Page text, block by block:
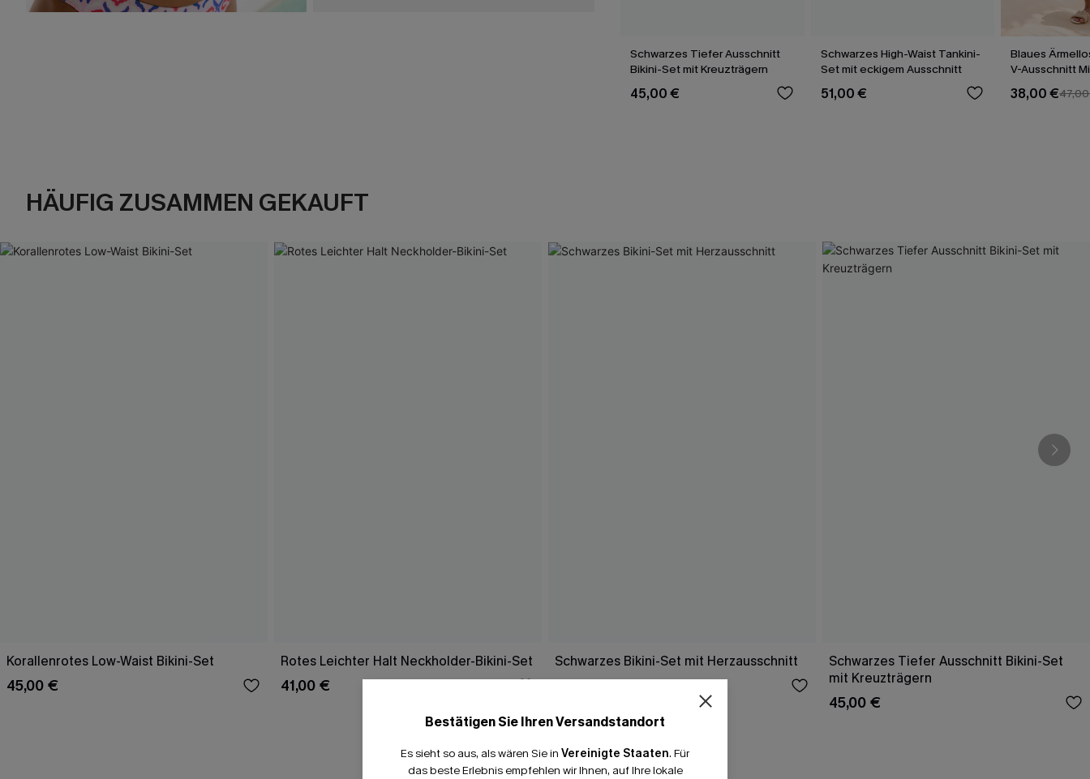
Schwarzes Tiefer Ausschnitt
Bikini-Set mit Kreuzträgern
45,00 €
Schwarzes High-Waist Tankini-
Set mit eckigem Ausschnitt
51,00 €
Blaues
V-Ausschnitt
38,00 €
HÄUFIG ZUSAMMEN GEKAUFT
Korallenrotes Low-Waist Bikini-Set
45,00 €
Rotes Leichter Halt Neckholder-Bikini-Set
41,00 €
Schwarzes Bikini-Set mit Herzausschnitt
45,00 €
Schwarzes Tiefer Ausschnitt Bikini-Set
mit Kreuzträgern
45,00 €
Bestätigen Sie Ihren Versandstandort
Es sieht so aus, als wären Sie in Vereinigte Staaten. Für
das beste Erlebnis empfehlen wir Ihnen, auf Ihre lokale